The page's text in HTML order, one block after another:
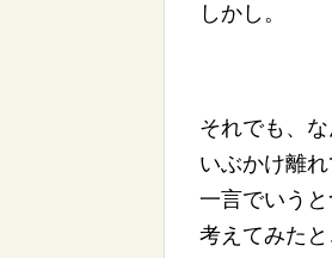
しかし。
それでも、
いぶかけ離れ
一言でいうと
考えてみた